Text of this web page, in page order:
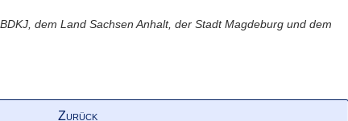
dem Land Sachsen Anhalt, der Stadt Magdeburg und dem
Zurück